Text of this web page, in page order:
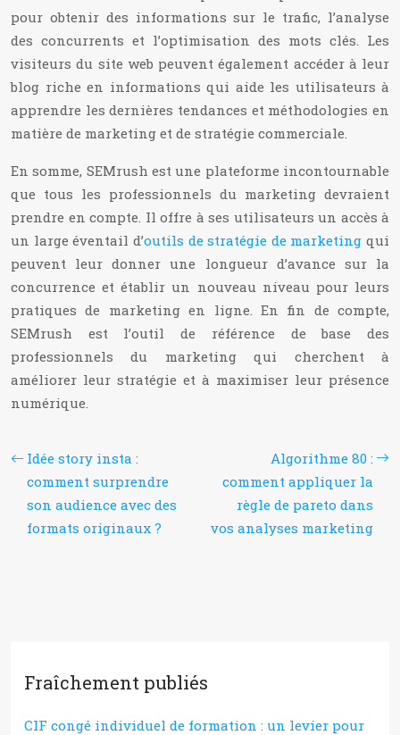
pour obtenir des informations sur le trafic, l’analyse
des concurrents et l’optimisation des mots clés. Les
visiteurs du site web peuvent également accéder à leur
blog riche en informations qui aide les utilisateurs à
apprendre les dernières tendances et méthodologies en
matière de marketing et de stratégie commerciale.
En somme, SEMrush est une plateforme incontournable
que tous les professionnels du marketing devraient
prendre en compte. Il offre à ses utilisateurs un accès à
un large éventail d’outils de stratégie de marketing qui
peuvent leur donner une longueur d’avance sur la
concurrence et établir un nouveau niveau pour leurs
pratiques de marketing en ligne. En fin de compte,
SEMrush est l’outil de référence de base des
professionnels du marketing qui cherchent à
améliorer leur stratégie et à maximiser leur présence
numérique.
Idée story insta :
comment surprendre
son audience avec des
formats originaux ?
Algorithme 80 :
comment appliquer la
règle de pareto dans
vos analyses marketing
Fraîchement publiés
CIF congé individuel de formation : un levier pour